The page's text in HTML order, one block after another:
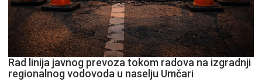
Rad linija javnog prevoza tokom radova na izgradnji
regionalnog vodovoda u naselju Umčari